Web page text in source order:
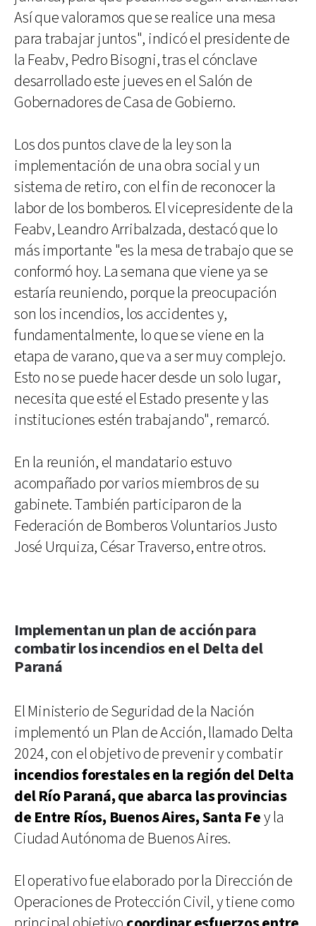
Así que valoramos que se realice una mesa
para trabajar juntos", indicó el presidente de
la Feabv, Pedro Bisogni, tras el cónclave
desarrollado este jueves en el Salón de
Gobernadores de Casa de Gobierno.
Los dos puntos clave de la ley son la
implementación de una obra social y un
sistema de retiro, con el fin de reconocer la
labor de los bomberos. El vicepresidente de la
Feabv, Leandro Arribalzada, destacó que lo
más importante "es la mesa de trabajo que se
conformó hoy. La semana que viene ya se
estaría reuniendo, porque la preocupación
son los incendios, los accidentes y,
fundamentalmente, lo que se viene en la
etapa de varano, que va a ser muy complejo.
Esto no se puede hacer desde un solo lugar,
necesita que esté el Estado presente y las
instituciones estén trabajando", remarcó.
En la reunión, el mandatario estuvo
acompañado por varios miembros de su
gabinete. También participaron de la
Federación de Bomberos Voluntarios Justo
José Urquiza, César Traverso, entre otros.
Implementan un plan de acción para
combatir los incendios en el Delta del
Paraná
El Ministerio de Seguridad de la Nación
implementó un Plan de Acción, llamado Delta
2024, con el objetivo de prevenir y combatir
incendios forestales en la región del Delta
del Río Paraná, que abarca las provincias
de Entre Ríos, Buenos Aires, Santa Fey la
Ciudad Autónoma de Buenos Aires.
El operativo fue elaborado por la Dirección de
Operaciones de Protección Civil, y tiene como